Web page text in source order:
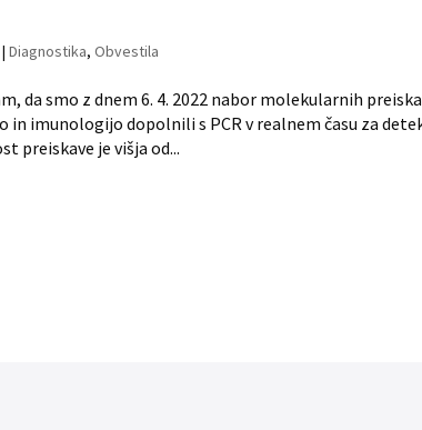
|Diagnostika,Obvestila
da smo z dnem 6. 4. 2022 nabor molekularnih
imunologijo dopolnili s PCR v realnem času za
preiskave je višja od...